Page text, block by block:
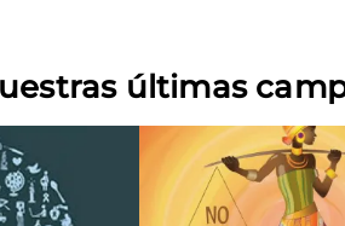
últimas